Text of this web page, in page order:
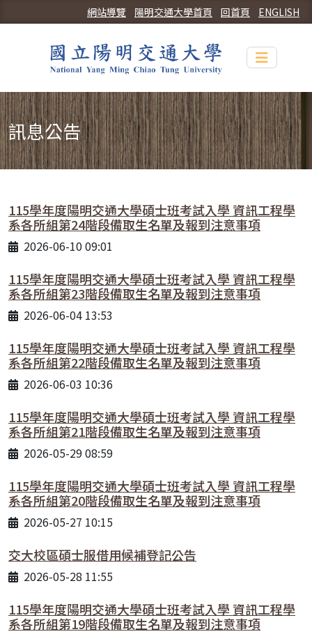
ENGLISH
回首頁
陽明交通大學首頁
網站導覽
Toggle
訊息公告
115學年度陽明交通大學碩士班考試入學 資訊工程學
系各所組第24階段備取生名單及報到注意事項
2026-06-10 09:01
115學年度陽明交通大學碩士班考試入學 資訊工程學
系各所組第23階段備取生名單及報到注意事項
2026-06-04 13:53
115學年度陽明交通大學碩士班考試入學 資訊工程學
系各所組第22階段備取生名單及報到注意事項
2026-06-03 10:36
115學年度陽明交通大學碩士班考試入學 資訊工程學
系各所組第21階段備取生名單及報到注意事項
2026-05-29 08:59
115學年度陽明交通大學碩士班考試入學 資訊工程學
系各所組第20階段備取生名單及報到注意事項
2026-05-27 10:15
交大校區碩士服借用候補登記公告
2026-05-28 11:55
115學年度陽明交通大學碩士班考試入學 資訊工程學
系各所組第19階段備取生名單及報到注意事項